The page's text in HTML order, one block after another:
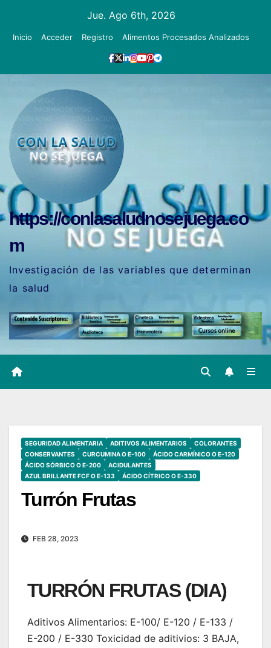
Jue. Ago 6th, 2026
Inicio Acceder Registro Alimentos Procesados Analizados
https://conlasaludnosejuega.co
m
Investigación de las variables que determinan
la salud
SEGURIDAD ALIMENTARIA ADITIVOS ALIMENTARIOS
COLORANTES
CONSERVANTES
CURCUMINA O E-100
ÁCIDO CARMÍNICO O E-120
ÁCIDO SÓRBICO O E-200
ACIDULANTES
AZUL BRILLANTE FCF O E-133
ÁCIDO CÍTRICO O E-330
Turrón Frutas
FEB 28, 2023
TURRÓN FRUTAS (DIA)
Aditivos Alimentarios: E-100/ E-120 / E-133 /
E-200 / E-330 Toxicidad de aditivios: 3 BAJA,